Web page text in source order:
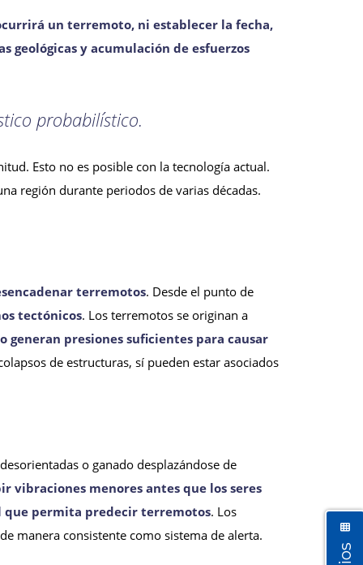
un terremoto, ni establecer la fecha,
geológicas y acumulación de esfuerzos
probabilístico.
Esto no es posible con la tecnología actual.
región durante periodos de varias décadas.
terremotos. Desde el punto de
tectónicos. Los terremotos se originan a
generan presiones suficientes para causar
de estructuras, sí pueden estar asociados
o ganado desplazándose de
vibraciones menores antes que los seres
que permita predecir terremotos. Los
manera consistente como sistema de alerta.